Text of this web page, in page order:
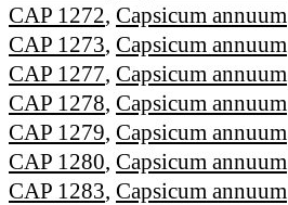
CAP 1272, Capsicum annuum
CAP 1273, Capsicum annuum
CAP 1277, Capsicum annuum
CAP 1278, Capsicum annuum
CAP 1279, Capsicum annuum
CAP 1280, Capsicum annuum
CAP 1283, Capsicum annuum